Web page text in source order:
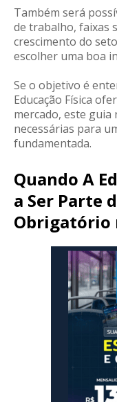
Também será
de trabalho, faixas
crescimento do
escolher uma boa
Se o objetivo é
Educação Física
mercado, este
necessárias para
fundamentada.
Quando A
a Ser Parte
Obrigatório